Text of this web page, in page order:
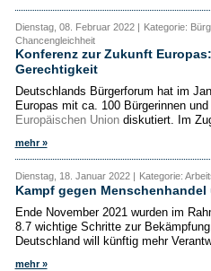
Dienstag, 08. Februar 2022 | Kategorie:
Chancengleichheit
Konferenz zur Zukunft
Gerechtigkeit
Deutschlands Bürgerforum hat im
Europas mit ca. 100 Bürgerinnen
Europäischen Uniondiskutiert. Im
mehr »
Dienstag, 18. Januar 2022 | Kategorie:
Kampf gegen
Ende November 2021 wurden im
8.7 wichtige Schritte zur
Deutschland will künftig mehr
mehr »